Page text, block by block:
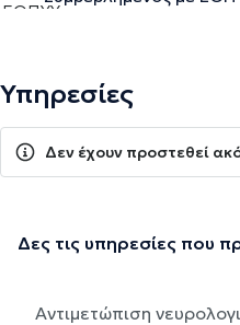
Υπηρεσίες
Δεν έχουν προστεθεί
Δες τις υπηρεσίες που
Αντιμετώπιση